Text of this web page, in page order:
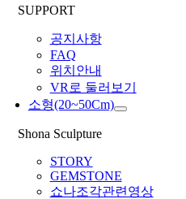
SUPPORT
공지사항
FAQ
위치안내
VR로 둘러보기
소형(20~50Cm)
Shona Sculpture
STORY
GEMSTONE
쇼나조각관련영상